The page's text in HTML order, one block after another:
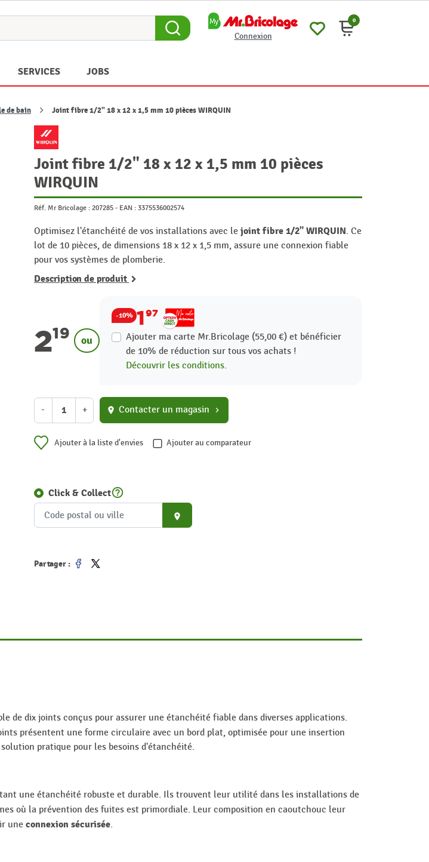
Connexion
0
SERVICES JOBS
de bain Joint fibre 1/2" 18 x 12 x 1,5 mm 10 pièces WIRQUIN
Joint fibre 1/2" 18 x 12 x 1,5 mm 10 pièces
WIRQUIN
Réf. Mr Bricolage : 207285 - EAN : 3375536002574
Optimisez l'étanchéité de vos installations avec le joint fibre 1/2" WIRQUIN. Ce
lot de 10 pièces, de dimensions 18 x 12 x 1,5 mm, assure une connexion fiable
pour vos systèmes de plomberie.
Description de produit
219 ou
-10% 197
Ajouter ma carte Mr.Bricolage (55,00 €) et bénéficier
de 10%de réduction sur tous vos achats !
Découvrir les conditions.
- + location_on Contacter un magasin chevron_right
Ajouter à la liste d'envies Ajouter au comparateur
Click & Collecthelp_outline
place
Partager :
de dix joints conçus pour assurer une étanchéité fiable dans diverses applications.
présentent une forme circulaire avec un bord plat, optimisée pour une insertion
pratique pour les besoins d'étanchéité.
une étanchéité robuste et durable. Ils trouvent leur utilité dans les installations de
où la prévention des fuites est primordiale. Leur composition en caoutchouc leur
une connexion sécurisée.